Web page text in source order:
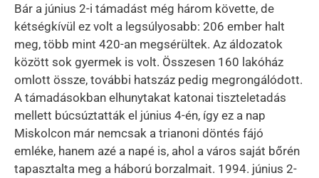
Bár a június 2-i támadást még három követte, de
kétségkívül ez volt a legsúlyosabb: 206 ember halt
meg, több mint 420-an megsérültek. Az áldozatok
között sok gyermek is volt. Összesen 160 lakóház
omlott össze, további hatszáz pedig megrongálódott.
A támadásokban elhunytakat katonai tiszteletadás
mellett búcsúztatták el június 4-én, így ez a nap
Miskolcon már nemcsak a trianoni döntés fájó
emléke, hanem azé a napé is, ahol a város saját bőrén
tapasztalta meg a háború borzalmait. 1994. június 2-